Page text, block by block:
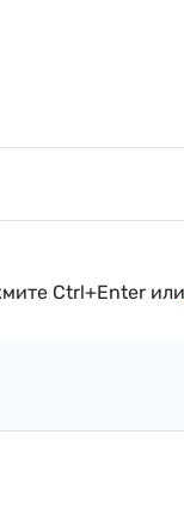
Ctrl+Enter или